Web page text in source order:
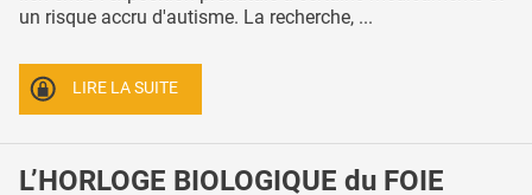
un risque accru d'autisme. La recherche, ...
LIRE LA SUITE
L’HORLOGE BIOLOGIQUE du FOIE